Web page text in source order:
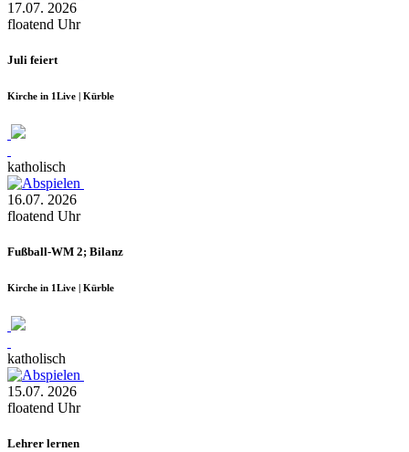
17.07. 2026
floatend Uhr
Juli feiert
Kirche in 1Live | Kürble
katholisch
16.07. 2026
floatend Uhr
Fußball-WM 2; Bilanz
Kirche in 1Live | Kürble
katholisch
15.07. 2026
floatend Uhr
Lehrer lernen